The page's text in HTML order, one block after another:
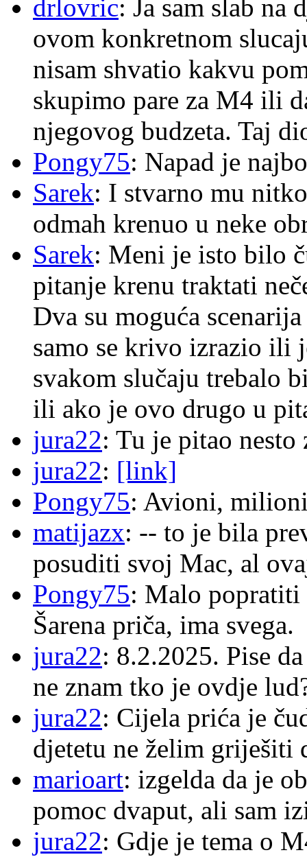
drlovric: Ja sam slab na
ovom konkretnom
nisam shvatio kakvu
skupimo pare za M4 ili
njegovog budzeta. Taj
Pongy75: Napad je
Sarek: I stvarno mu
odmah krenuo u neke
Sarek: Meni je isto bilo
pitanje krenu traktati
Dva su moguća
samo se krivo izrazio ili
svakom slučaju trebalo
ili ako je ovo drugo u
jura22: Tu je pitao
jura22: [link]
Pongy75: Avioni,
matijazx: -- to je bila
posuditi svoj Mac, al
Pongy75: Malo popratiti
Šarena priča, ima svega.
jura22: 8.2.2025. Pise
ne znam tko je ovdje
jura22: Cijela prića je
djetetu ne želim griješiti
marioart: izgelda da je
pomoc dvaput, ali sam
jura22: Gdje je tema o